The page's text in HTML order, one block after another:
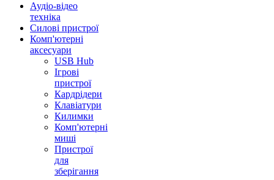
Аудіо-відео
техніка
Силові пристрої
Комп'ютерні
аксесуари
USB Hub
Ігрові
пристрої
Кардрідери
Клавіатури
Килимки
Комп'ютерні
миші
Пристрої
для
зберігання